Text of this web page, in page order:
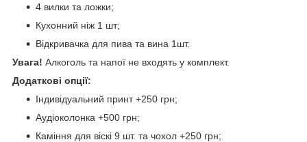
4 вилки та ложки;
Кухонний ніж 1 шт;
Відкривачка для пива та вина 1шт.
Увага! Алкоголь та напої не входять у комплект.
Додаткові опції:
Індивідуальний принт +250 грн;
Аудіоколонка +500 грн;
Каміння для віскі 9 шт. та чохол +250 грн;